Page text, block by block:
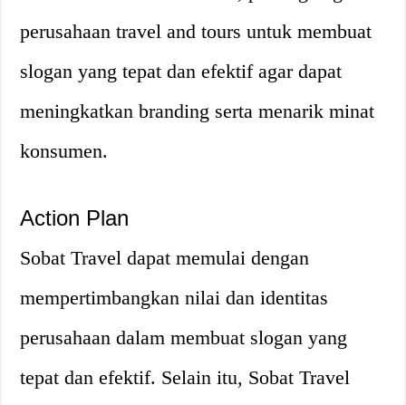
perusahaan travel and tours untuk membuat
slogan yang tepat dan efektif agar dapat
meningkatkan branding serta menarik minat
konsumen.
Action Plan
Sobat Travel dapat memulai dengan
mempertimbangkan nilai dan identitas
perusahaan dalam membuat slogan yang
tepat dan efektif. Selain itu, Sobat Travel